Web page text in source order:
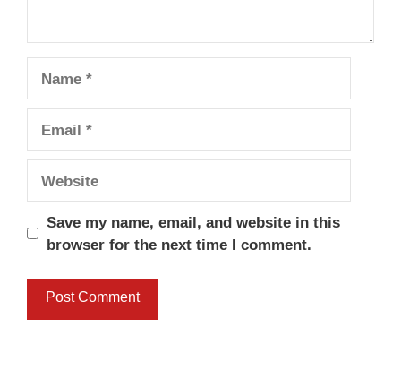
Name
Email
Website
Save my name, email, and website in this
browser for the next time I comment.